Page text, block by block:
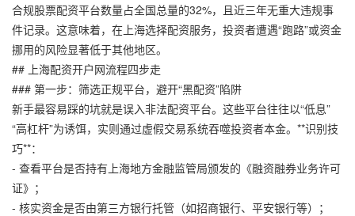
合规股票配资平台数量占全国总量的32%，且近三年无重大违规事
件记录。这意味着，在上海选择配资服务，投资者遭遇“跑路”或资金
挪用的风险显著低于其他地区。
## 上海配资开户网流程四步走
### 第一步：筛选正规平台，避开“黑配资”陷阱
新手最容易踩的坑就是误入非法配资平台。这些平台往往以“低息”
“高杠杆”为诱饵，实则通过虚假交易系统吞噬投资者本金。**识别技
巧**：
- 查看平台是否持有上海地方金融监管局颁发的《融资融券业务许可
证》；
- 核实资金是否由第三方银行托管（如招商银行、平安银行等）；